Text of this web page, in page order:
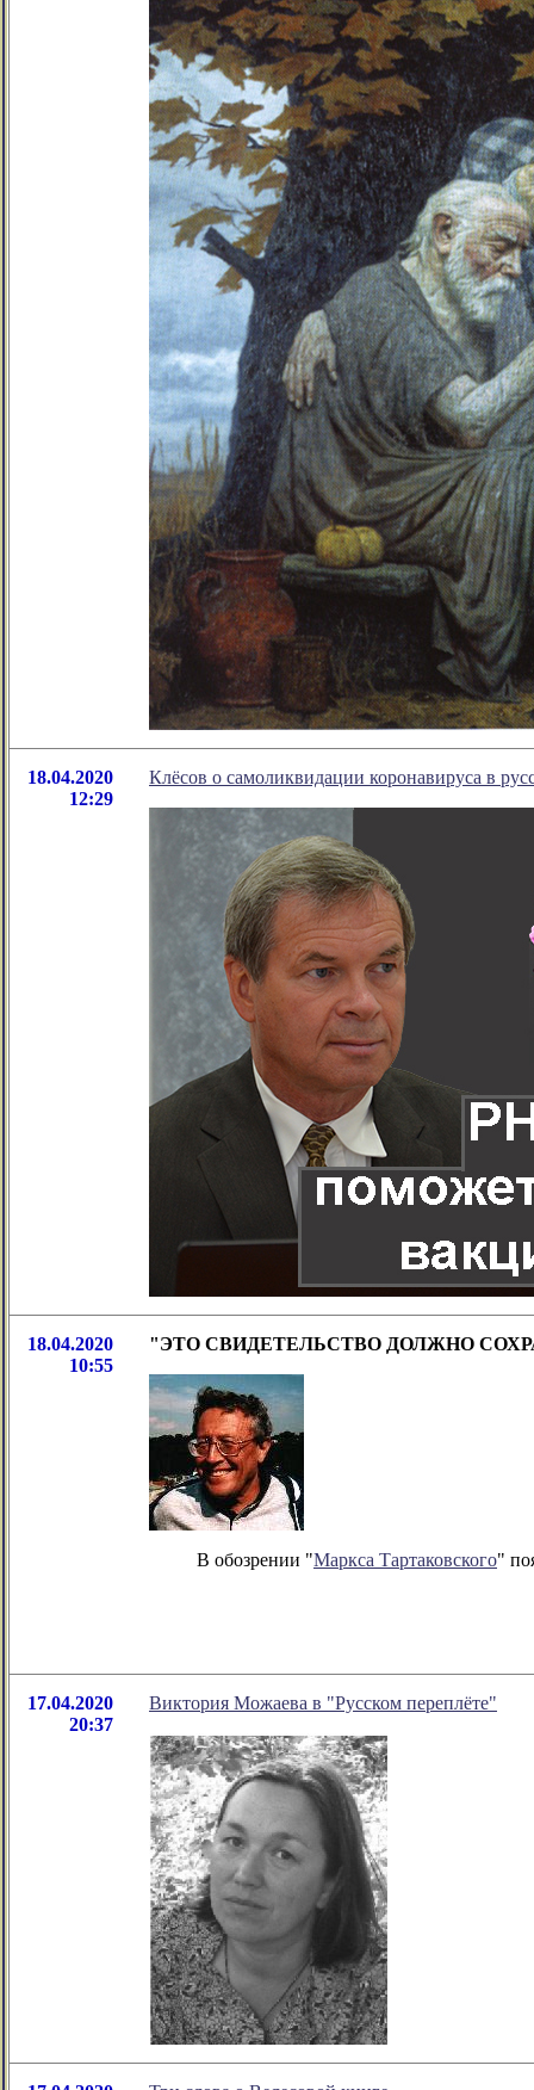
18.04.2020
12:29
Клёсов о самоликвидации коронавируса в
18.04.2020
10:55
"ЭТО СВИДЕТЕЛЬСТВО ДОЛЖНО
В обозрении "Маркса Тартаковского"
17.04.2020
20:37
Виктория Можаева в "Русском переплёте"